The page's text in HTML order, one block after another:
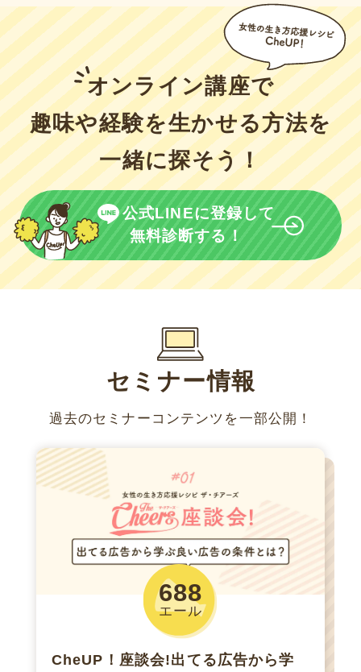
オンライン講座で
趣味や経験を生かせる方法を
一緒に探そう！
公式LINEに登録して
無料診断する！
セミナー情報
過去のセミナーコンテンツを一部公開！
CheUP！座談会!出てる広告から学
688
エール